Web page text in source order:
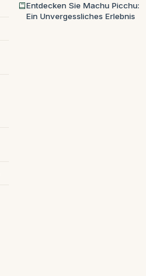
Entdecken Sie Machu Picchu:
Ein Unvergessliches Erlebnis